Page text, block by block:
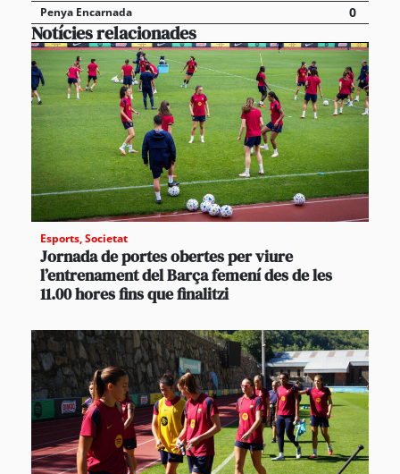
Penya Encarnada 0
Notícies relacionades
Esports,Societat
Jornada de portes obertes per viure
l’entrenament del Barça femení des de les
11.00 hores fins que finalitzi